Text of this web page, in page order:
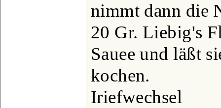
nimmt dann die
20 Gr. Liebig's
Sauee und läßt
kochen.
Iriefwechsel